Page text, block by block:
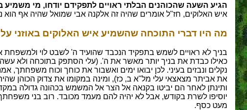
הגיע השעה שהכוהנים הבלתי ראויים לתפקידם יודחו, מי משמיע
איש האלוקים, חז"ל אומרים שהיה זה אלקנה אבי שמואל שהיה אף הוא
מה היו דברי התוכחה שהשמיע איש האלוקים באוזני
בניך לא ראויים לשמש בתפקיד הנכבד שהועיד ה' לשבט לוי ולמשפחת
כאילו כבדת את בניך יותר מאשר את ה'. (עלי הסתפק בתוכחה ולא
נקלים ונבזים בעיני. לכן יבואו ימים ואשבור את כוחך וכוח משפחתך,
את אביתר מצאצאי עלי מל"א ב, כז), ומינה במקומו את צדוק הכוהן
ותינתן לאחר הם יביטו בקנאה אל הצר אל המשמש בכהונה גדולה
יוסיפו לשרת בקודש, אבל לא יהיה להם מעמד מכובד. רוב בני משפחתך
מעט כסף.